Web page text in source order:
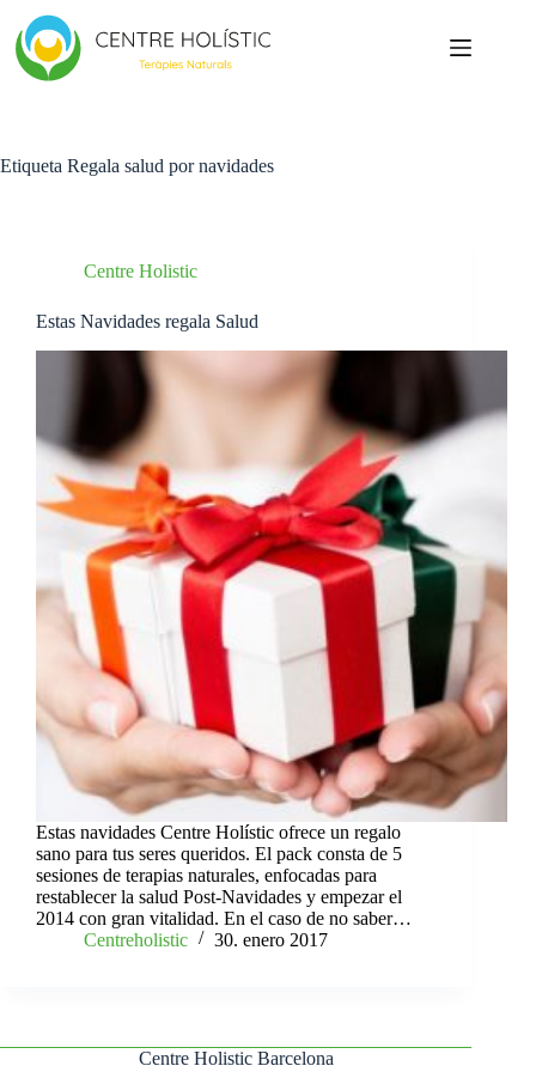
contenido
Etiqueta Regala salud por navidades
Centre Holistic
Estas Navidades regala Salud
Estas navidades Centre Holístic ofrece un regalo
sano para tus seres queridos. El pack consta de 5
sesiones de terapias naturales, enfocadas para
restablecer la salud Post-Navidades y empezar el
2014 con gran vitalidad. En el caso de no saber…
Centreholistic
30. enero 2017
Centre Holistic Barcelona